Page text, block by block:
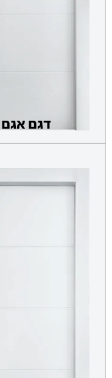
דגם אגם